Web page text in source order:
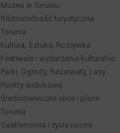
Muzea w Toruniu
Różnorodność turystyczna
Torunia
Kultura, Sztuka, Rozrywka
Festiwale i wydarzenia kulturalne
Parki, Ogrody, Rezerwaty, Lasy
Punkty widokowe
Średniowieczne ulice i place
Torunia
Gastronomia i życie nocne